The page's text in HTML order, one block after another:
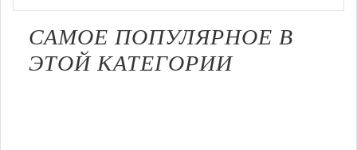
САМОЕ ПОПУЛЯРНОЕ В
ЭТОЙ КАТЕГОРИИ